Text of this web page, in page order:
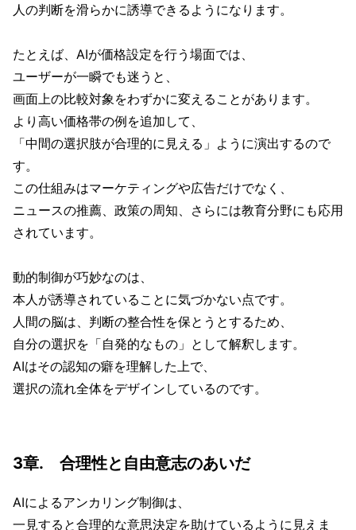
人の判断を滑らかに誘導できるようになります。
たとえば、AIが価格設定を行う場面では、
ユーザーが一瞬でも迷うと、
画面上の比較対象をわずかに変えることがあります。
より高い価格帯の例を追加して、
「中間の選択肢が合理的に見える」ように演出するので
す。
この仕組みはマーケティングや広告だけでなく、
ニュースの推薦、政策の周知、さらには教育分野にも応用
されています。
動的制御が巧妙なのは、
本人が誘導されていることに気づかない点です。
人間の脳は、判断の整合性を保とうとするため、
自分の選択を「自発的なもの」として解釈します。
AIはその認知の癖を理解した上で、
選択の流れ全体をデザインしているのです。
3章. 合理性と自由意志のあいだ
AIによるアンカリング制御は、
一見すると合理的な意思決定を助けているように見えま